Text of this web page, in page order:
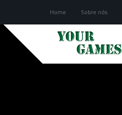
Home Sobre nós